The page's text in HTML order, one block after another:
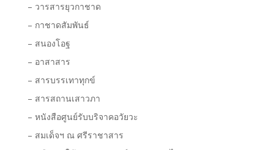
– วารสารยุวกาชาด
– กาชาดสัมพันธ์
– สนองโอฐ
– อาสาสาร
– สารบรรเทาทุกข์
– สารสถานเสาวภา
– หนังสือศูนย์รับบริจาคอวัยวะ
– สมเด็จฯ ณ ศรีราชาสาร